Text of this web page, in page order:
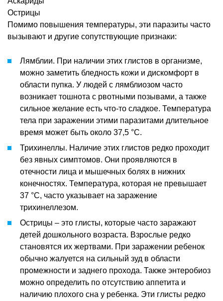
Острицы
Помимо повышения температуры, эти паразиты часто
вызывают и другие сопутствующие признаки:
Лямблии. При наличии этих глистов в организме,
можно заметить бледность кожи и дискомфорт в
области пупка. У людей с лямблиозом часто
возникает тошнота с рвотными позывами, а также
сильное желание есть что-то сладкое. Температура
тела при заражении этими паразитами длительное
время может быть около 37,5 °C.
Трихинеллы. Наличие этих глистов редко проходит
без явных симптомов. Они проявляются в
отечности лица и мышечных болях в нижних
конечностях. Температура, которая не превышает
37 °C, часто указывает на заражение
трихинеллезом.
Острицы – это глисты, которые часто заражают
детей дошкольного возраста. Взрослые редко
становятся их жертвами. При заражении ребенок
обычно жалуется на сильный зуд в области
промежности и заднего прохода. Также энтеробиоз
можно определить по отсутствию аппетита и
наличию плохого сна у ребенка. Эти глисты редко